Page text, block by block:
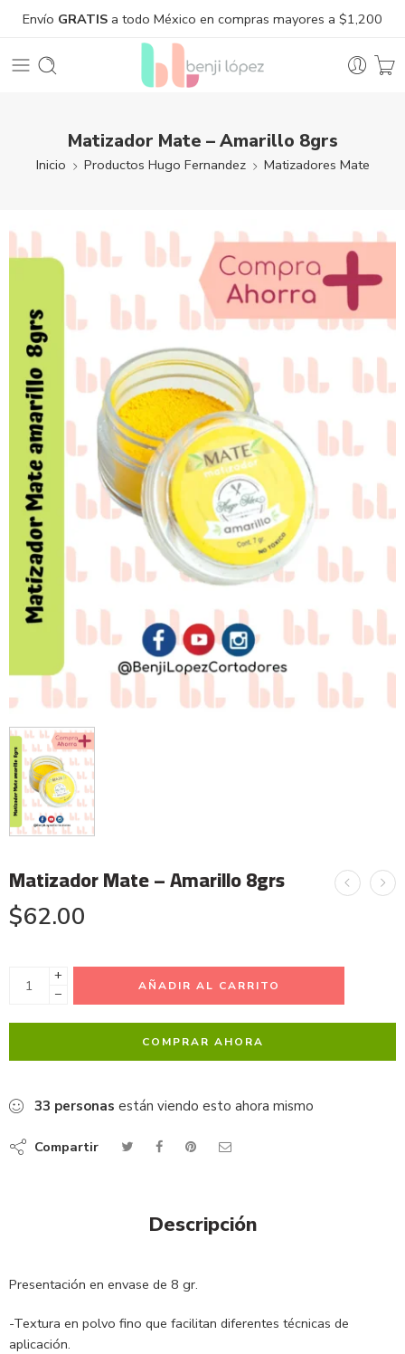
Envío GRATIS a todo México en compras mayores a $1,200
Matizador Mate – Amarillo 8grs
Inicio Productos Hugo Fernandez Matizadores Mate
Matizador Mate – Amarillo 8grs
$62.00
+
−
AÑADIR AL CARRITO
COMPRAR AHORA
33 personas están viendo esto ahora mismo
Compartir
Descripción
Presentación en envase de 8 gr.
-Textura en polvo fino que facilitan diferentes técnicas de
aplicación.